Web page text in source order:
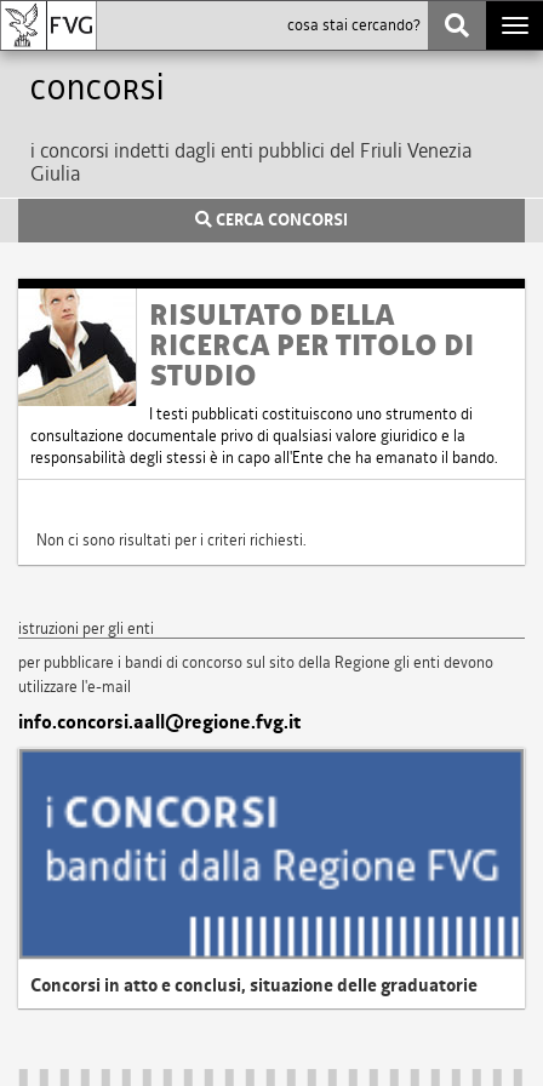
Concorsi
i concorsi indetti dagli enti pubblici del Friuli Venezia
Giulia
CERCA CONCORSI
RISULTATO DELLA
RICERCA PER TITOLO DI
STUDIO
I testi pubblicati costituiscono uno strumento di
consultazione documentale privo di qualsiasi valore giuridico e la
responsabilità degli stessi è in capo all'Ente che ha emanato il bando.
Non ci sono risultati per i criteri richiesti.
istruzioni per gli enti
per pubblicare i bandi di concorso sul sito della Regione gli enti devono
utilizzare l'e-mail
info.concorsi.aall@regione.fvg.it
Concorsi in atto e conclusi, situazione delle graduatorie